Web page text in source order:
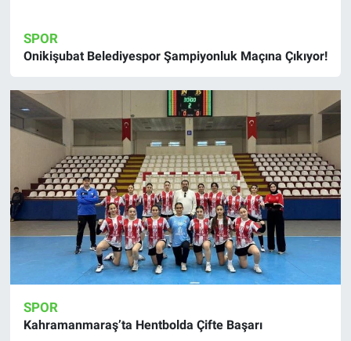
SPOR
Onikişubat Belediyespor Şampiyonluk Maçına Çıkıyor!
SPOR
Kahramanmaraş’ta Hentbolda Çifte Başarı